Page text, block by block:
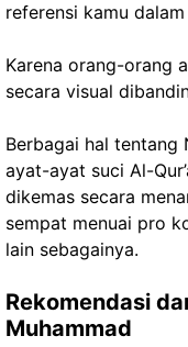
referensi kamu
Karena orang-orang
secara visual
Berbagai hal tentang
ayat-ayat suci Al-
dikemas secara
sempat menuai pro
lain sebagainya.
Rekomendasi
Muhammad